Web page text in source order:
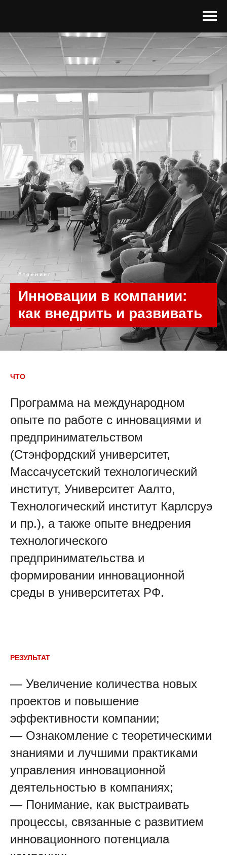
#тренинг
Инновации в компании:
как внедрить и развивать
ЧТО
Программа на международном
опыте по работе с инновациями и
предпринимательством
(Стэнфордский университет,
Массачусетский технологический
институт, Университет Аалто,
Технологический институт Карлсруэ
и пр.), а также опыте внедрения
технологического
предпринимательства и
формировании инновационной
среды в университетах РФ.
РЕЗУЛЬТАТ
— Увеличение количества новых
проектов и повышение
эффективности компании;
— Ознакомление с теоретическими
знаниями и лучшими практиками
управления инновационной
деятельностью в компаниях;
— Понимание, как выстраивать
процессы, связанные с развитием
инновационного потенциала